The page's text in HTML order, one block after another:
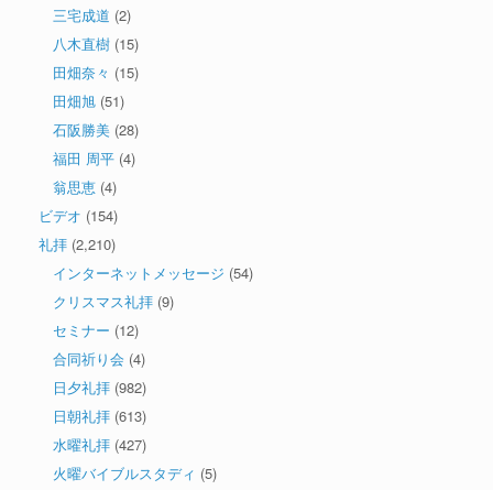
三宅成道 (2)
八木直樹 (15)
田畑奈々 (15)
田畑旭 (51)
石阪勝美 (28)
福田 周平 (4)
翁思恵 (4)
ビデオ (154)
礼拝 (2,210)
インターネットメッセージ (54)
クリスマス礼拝 (9)
セミナー (12)
合同祈り会 (4)
日夕礼拝 (982)
日朝礼拝 (613)
水曜礼拝 (427)
火曜バイブルスタディ (5)